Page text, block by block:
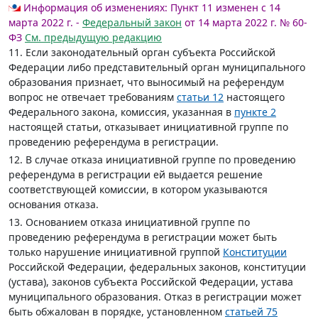
Информация об изменениях: Пункт 11 изменен с 14
марта 2022 г. - Федеральный закон от 14 марта 2022 г. № 60-
ФЗ См. предыдущую редакцию
11. Если законодательный орган субъекта Российской
Федерации либо представительный орган муниципального
образования признает, что выносимый на референдум
вопрос не отвечает требованиям статьи 12 настоящего
Федерального закона, комиссия, указанная в пункте 2
настоящей статьи, отказывает инициативной группе по
проведению референдума в регистрации.
12. В случае отказа инициативной группе по проведению
референдума в регистрации ей выдается решение
соответствующей комиссии, в котором указываются
основания отказа.
13. Основанием отказа инициативной группе по
проведению референдума в регистрации может быть
только нарушение инициативной группой Конституции
Российской Федерации, федеральных законов, конституции
(устава), законов субъекта Российской Федерации, устава
муниципального образования. Отказ в регистрации может
быть обжалован в порядке, установленном статьей 75